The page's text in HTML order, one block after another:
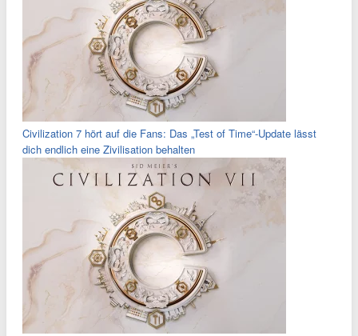
Civilization 7 hört auf die Fans: Das „Test of Time“-Update lässt
dich endlich eine Zivilisation behalten